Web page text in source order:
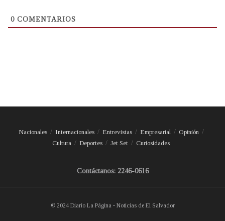
0 COMENTARIOS
Nacionales Internacionales Entrevistas Empresarial
Opinión
Cultura
Deportes Jet Set Curiosidades
Contáctanos: 2246-0616
© 2024 Diario La Página - Noticias de El Salvador